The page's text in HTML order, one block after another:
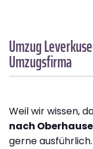
Umzug
Umzugsfirma
Weil wir wissen,
nach
gerne ausführlich.